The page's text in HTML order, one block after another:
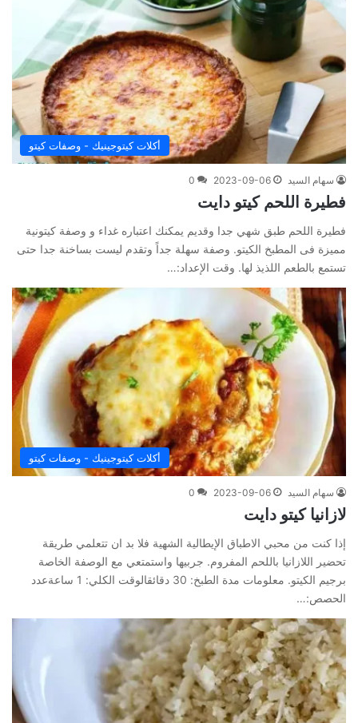
أكلات كيتوجينيك - وصفات كيتو
سهام السيد 2023-09-06
0
فطيرة اللحم كيتو دايت
فطيرة اللحم طبق شهي جدا وقديم يمكنك اعتباره غداء و وصفة كيتونية
مميزة فى المطبخ الكيتو. وصفة سهلة جداً وتقدم ليست بساخنة جدا حتى
تستمع بالطعم اللذيذ لها. وقت الإعداد:…
أكلات كيتوجينيك - وصفات كيتو
سهام السيد 2023-09-06
0
لازانيا كيتو دايت
إذا كنت من محبي الاطباق الإيطالية الشهية فلا بد ان تتعلمي طريقة
تحضير اللازانيا باللحم المفروم. جربيها واستمتعي مع الوصفة الخاصة
برجيم الكيتو. معلومات مدة الطبخ: 30 دقائقالوقت الكلي: 1 ساعةعدد
الحصص:…